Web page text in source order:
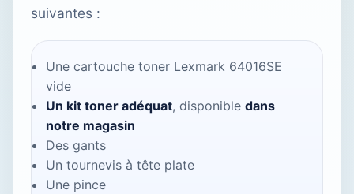
suivantes :
Une cartouche toner Lexmark 64016SE
vide
Un kit toner adéquat, disponible dans
notre magasin
Des gants
Un tournevis à tête plate
Une pince